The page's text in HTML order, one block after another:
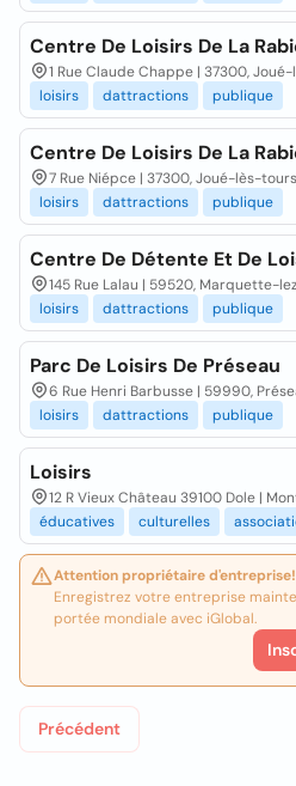
Centre De Loisirs De La
1 Rue Claude Chappe | 37300,
loisirs
dattractions publique
Centre De Loisirs De La
7 Rue Niépce | 37300, Joué-lès-tours
loisirs
dattractions publique
Centre De Détente Et De
145 Rue Lalau | 59520, Marquette-
loisirs
dattractions publique
Parc De Loisirs De Préseau
6 Rue Henri Barbusse | 59990,
loisirs
dattractions publique
Loisirs
12 R Vieux Château 39100 Dole |
éducatives
culturelles
Attention propriétaire d'entreprise!
Enregistrez votre entreprise
portée mondiale avec iGlobal.
Précédent